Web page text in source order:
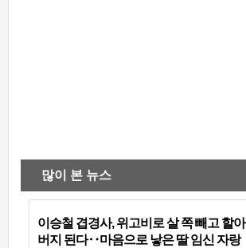
많이 본 뉴스
이승철 겹경사, 위고비로 살 쪽 빼고 할아
버지 된다‥마음으로 낳은 딸 임신 자랑